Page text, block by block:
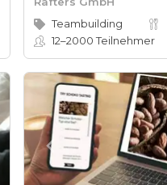
Teambuilding
12–2000Teilnehmer